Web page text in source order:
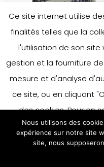
Ce site internet utilise
finalités telles que la
l'utilisation de son site
gestion et la fourniture
mesure et d'analyse
ce site, ou en cliquant
des cookies. Pour en
préférences en matière
à notre politique
En
Nous utilisons des
expérience sur notre site
site, nous